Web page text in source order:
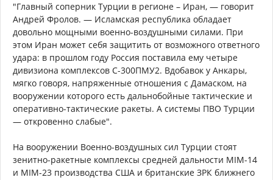
"Главный соперник Турции в регионе – Иран, — говорит
Андрей Фролов. — Исламская республика обладает
довольно мощными военно-воздушными силами. При
этом Иран может себя защитить от возможного ответного
удара: в прошлом году Россия поставила ему четыре
дивизиона комплексов С-300ПМУ2. Вдобавок у Анкары,
мягко говоря, напряженные отношения с Дамаском, на
вооружении которого есть дальнобойные тактические и
оперативно-тактические ракеты. А системы ПВО Турции
— откровенно слабые".
На вооружении Военно-воздушных сил Турции стоят
зенитно-ракетные комплексы средней дальности MIM-14
и MIM-23 производства США и британские ЗРК ближнего